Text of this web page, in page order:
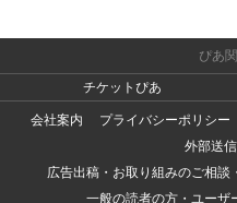
ぴあ
チケットぴあ
会社案内
プライバシーポリシー
外部送
広告出稿・お取り組みのご相
一般の読者の方・ユーザ